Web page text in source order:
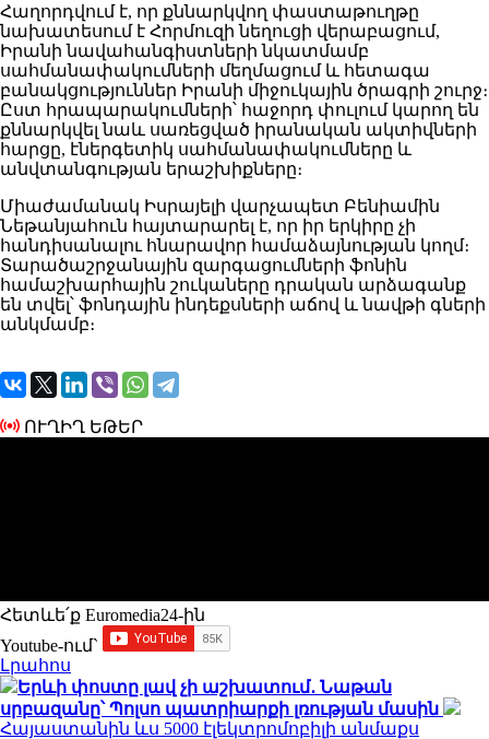
Հաղորդվում է, որ քննարկվող փաստաթուղթը
նախատեսում է Հորմուզի նեղուցի վերաբացում,
Իրանի նավահանգիստների նկատմամբ
սահմանափակումների մեղմացում և հետագա
բանակցություններ Իրանի միջուկային ծրագրի շուրջ։
Ըստ հրապարակումների՝ հաջորդ փուլում կարող են
քննարկվել նաև սառեցված իրանական ակտիվների
հարցը, էներգետիկ սահմանափակումները և
անվտանգության երաշխիքները։
Միաժամանակ Իսրայելի վարչապետ Բենիամին
Նեթանյահուն հայտարարել է, որ իր երկիրը չի
հանդիսանալու հնարավոր համաձայնության կողմ։
Տարածաշրջանային զարգացումների ֆոնին
համաշխարհային շուկաները դրական արձագանք
են տվել՝ ֆոնդային ինդեքսների աճով և նավթի գների
անկմամբ։
ՈՒՂԻՂ ԵԹԵՐ
Հետևե՛ք Euromedia24-ին
Youtube-ում`
Լրահոս
Երևի փոստը լավ չի աշխատում․ Նաթան
սրբազանը՝ Պոլսո պատրիարքի լռության մասին
Հայաստանին ևս 5000 էլեկտրոմոբիլի անմաքս